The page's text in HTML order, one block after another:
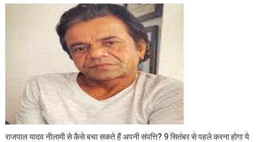
राजपाल यादव नीलामी से कैसे बचा सकते हैं अपनी संपत्ति? 9 सितंबर से पहले करना होगा ये